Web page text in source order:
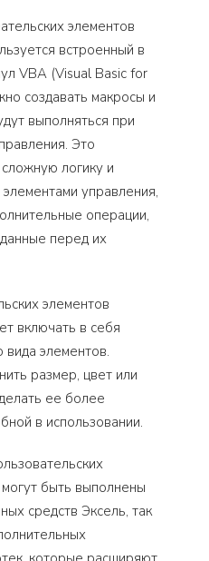
элементов
встроенный в
VBA (Visual Basic for
создавать макросы и
выполняться при
Это
логику и
управления,
операции,
перед их
элементов
включать в себя
элементов.
размер, цвет или
ее более
в использовании.
быть выполнены
средств Эксель, так